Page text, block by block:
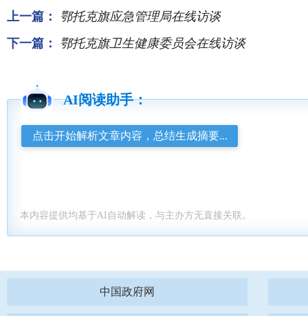
上一篇：
鄂托克旗应急管理局在线访谈
下一篇：
鄂托克旗卫生健康委员会在线访谈
AI阅读助手：
点击开始解析文章内容，总结生成摘要...
本内容提供均基于AI自动解读，与主办方无直接关联。
中国政府网